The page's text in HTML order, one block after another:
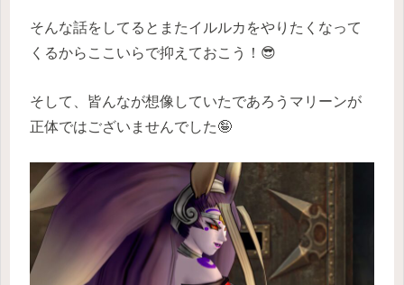
そんな話をしてるとまたイルルカをやりたくなって
くるからここいらで抑えておこう！😎
そして、皆んなが想像していたであろうマリーンが
正体ではございませんでした🤪